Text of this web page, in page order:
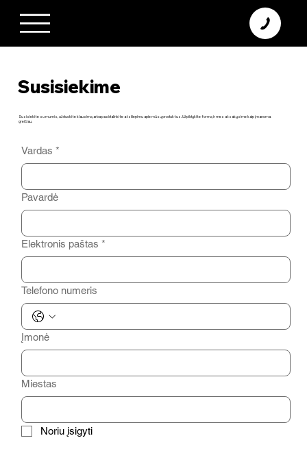
Susisiekime
Susisiekite su mumis, užduokite klausimą arba pasidalinkite atsiliepimu apie mūsų produktus. Užpildykite formą ir mes atsakysime kaip įmanoma
greičiau.
Vardas *
Pavardė
Elektronis paštas *
Telefono numeris
Įmonė
Miestas
Noriu įsigyti